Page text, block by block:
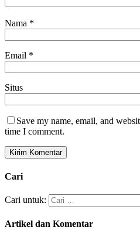
Nama *
Email *
Situs
Save my name, email, and
time I comment.
Cari
Cari untuk:
Artikel dan Komentar